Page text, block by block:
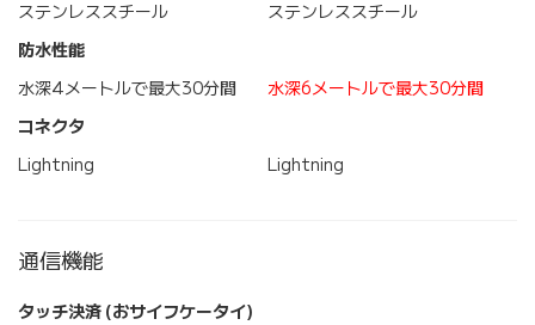
ステンレススチール
ステンレススチール
防水性能
水深4メートルで最大30分間
水深6メートルで最大30分間
コネクタ
Lightning
Lightning
通信機能
タッチ決済 (おサイフケータイ)